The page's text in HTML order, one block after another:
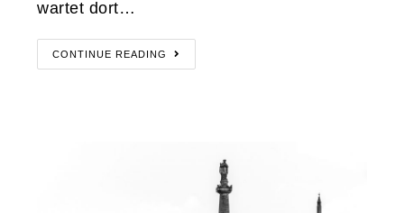
wartet dort…
CONTINUE READING